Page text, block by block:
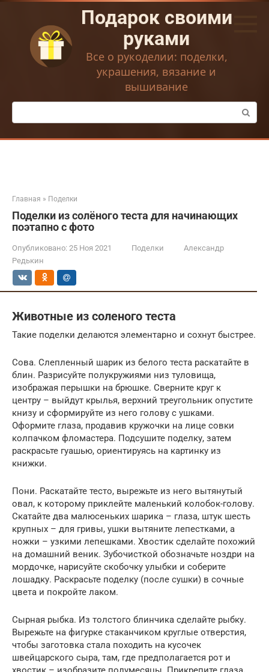
Перейти
контенту
Подарок своими
руками
Все о рукоделии: поделки,
украшения, вязание и
вышивание
Поиск:
Главная » Поделки
Поделки из солёного теста для начинающих
поэтапно с фото
Опубликовано: 25 Ноя 2021 Поделки
Александр
Редькин
Животные из соленого теста
Такие поделки делаются элементарно и сохнут быстрее.
Сова. Слепленный шарик из белого теста раскатайте в
блин. Разрисуйте полукружиями низ туловища,
изображая перышки на брюшке. Сверните круг к
центру – выйдут крылья, верхний треугольник опустите
книзу и сформируйте из него голову с ушками.
Оформите глаза, продавив кружочки на лице совки
колпачком фломастера. Подсушите поделку, затем
раскрасьте гуашью, ориентируясь на картинку из
книжки.
Пони. Раскатайте тесто, вырежьте из него вытянутый
овал, к которому приклейте маленький колобок-голову.
Скатайте два малюсеньких шарика – глаза, штук шесть
крупных – для гривы, ушки вытяните лепестками, а
ножки – узкими лепешками. Хвостик сделайте похожий
на домашний веник. Зубочисткой обозначьте ноздри на
мордочке, нарисуйте скобочку улыбки и соберите
лошадку. Раскрасьте поделку (после сушки) в сочные
цвета и покройте лаком.
Сырная рыбка. Из толстого блинчика сделайте рыбку.
Вырежьте на фигурке стаканчиком круглые отверстия,
чтобы заготовка стала походить на кусочек
швейцарского сыра, там, где предполагается рот и